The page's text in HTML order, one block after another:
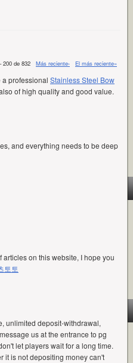
200 de 832 Más reciente› El más reciente»
a professional Stainless Steel Bow
of high quality and good value.
and everything needs to be deep
on this website, I hope you
토토
unlimited deposit-withdrawal,
us at the entrance to pg
let players wait for a long time.
it is not depositing money can't